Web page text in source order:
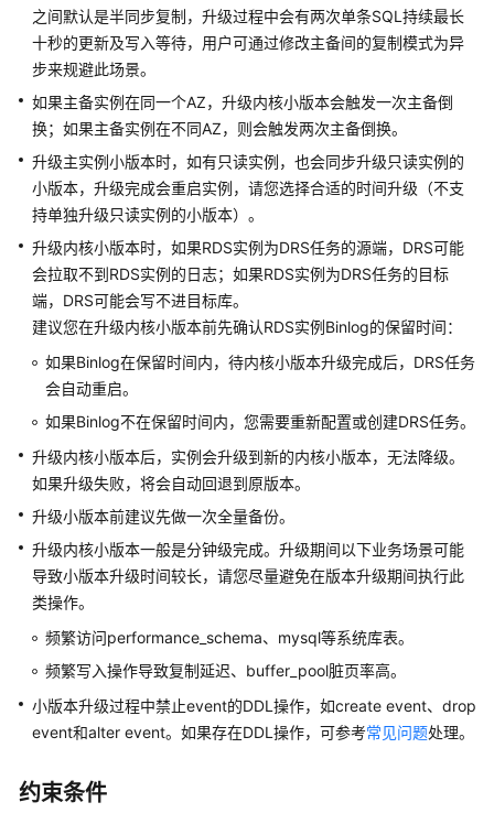
API
参
考
SDK
参
考
常
问
题
故
障
排
视
频
助
产
品
术
语
更
多
之间默认是半同步复制，升级过程中会有两次单条SQL持续最长
十秒的更新及写入等待，用户可通过修改主备间的复制模式为异
步来规避此场景。
如果主备实例在同一个AZ，升级内核小版本会触发一次主备倒
换；如果主备实例在不同AZ，则会触发两次主备倒换。
升级主实例小版本时，如有只读实例，也会同步升级只读实例的
小版本，升级完成会重启实例，请您选择合适的时间升级（不支
持单独升级只读实例的小版本）。
升级内核小版本时，如果RDS实例为DRS任务的源端，DRS可能
会拉取不到RDS实例的日志；如果RDS实例为DRS任务的目标
端，DRS可能会写不进目标库。
建议您在升级内核小版本前先确认RDS实例Binlog的保留时间：
如果Binlog在保留时间内，待内核小版本升级完成后，DRS任务
会自动重启。
如果Binlog不在保留时间内，您需要重新配置或创建DRS任务。
升级内核小版本后，实例会升级到新的内核小版本，无法降级。
如果升级失败，将会自动回退到原版本。
升级小版本前建议先做一次全量备份。
升级内核小版本一般是分钟级完成。升级期间以下业务场景可能
导致小版本升级时间较长，请您尽量避免在版本升级期间执行此
类操作。
频繁访问performance_schema、mysql等系统库表。
频繁写入操作导致复制延迟、buffer_pool脏页率高。
小版本升级过程中禁止event的DDL操作，如create event、drop
event和alter event。如果存在DDL操作，可参考常见问题处理。
约束条件